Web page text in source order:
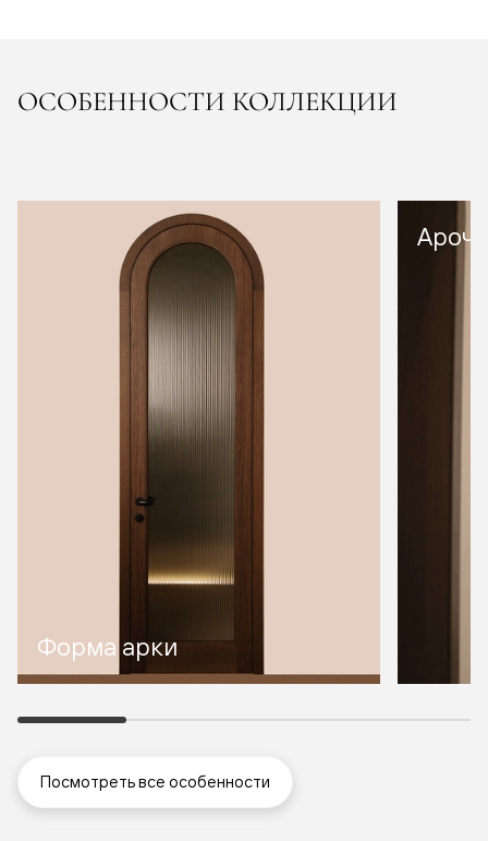
ОСОБЕННОСТИ КОЛЛЕКЦИИ
Форма арки
Посмотреть все особенности